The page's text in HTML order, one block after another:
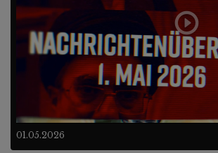
01.05.2026